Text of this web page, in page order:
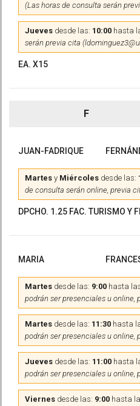
(Las horas de consulta serán
Jueves desde las: 10:00 hasta
serán previa cita
EA. X15
F
JUAN-FADRIQUE
Martes y Miércoles desde las:
de consulta serán online, previa
DPCHO. 1.25 FAC. TURISMO Y
MARIA
Martes desde las: 9:00 hasta
podrán ser presenciales u
Martes desde las: 11:30 hasta
podrán ser presenciales u
Jueves desde las: 11:00 hasta
podrán ser presenciales u
Viernes desde las: 9:00 hasta